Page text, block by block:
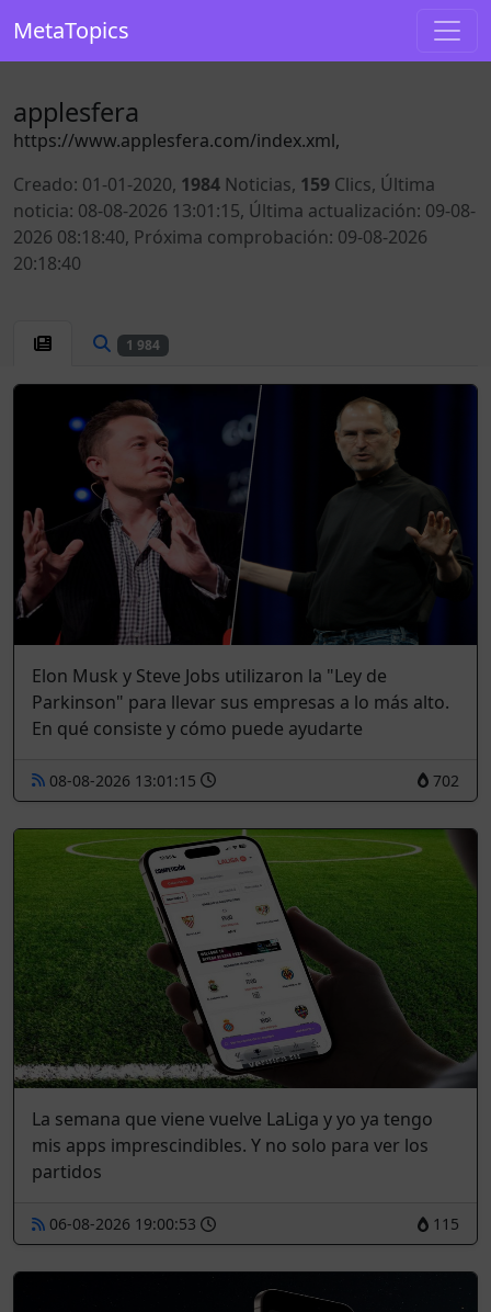
MetaTopics
applesfera
https://www.applesfera.com/index.xml,
Creado: 01-01-2020, 1984 Noticias, 159 Clics, Última
noticia: 08-08-2026 13:01:15, Última actualización: 09-08-
2026 08:18:40, Próxima comprobación: 09-08-2026
20:18:40
1 984
Elon Musk y Steve Jobs utilizaron la "Ley de
Parkinson" para llevar sus empresas a lo más alto.
En qué consiste y cómo puede ayudarte
702
08-08-2026 13:01:15
La semana que viene vuelve LaLiga y yo ya tengo
mis apps imprescindibles. Y no solo para ver los
partidos
115
06-08-2026 19:00:53